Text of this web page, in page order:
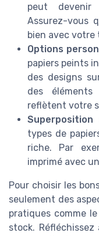
peut devenir
Assurez-vous
bien avec votre
Options
papiers peints
des designs
des
reflètent votre
types de
riche. Par
imprimé avec
Pour choisir les
seulement des
pratiques comme
stock.